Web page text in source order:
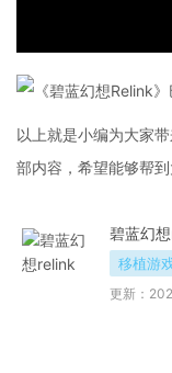
以上就是小编为大家
部内容，希望能够帮
碧蓝幻
移植游
更新：